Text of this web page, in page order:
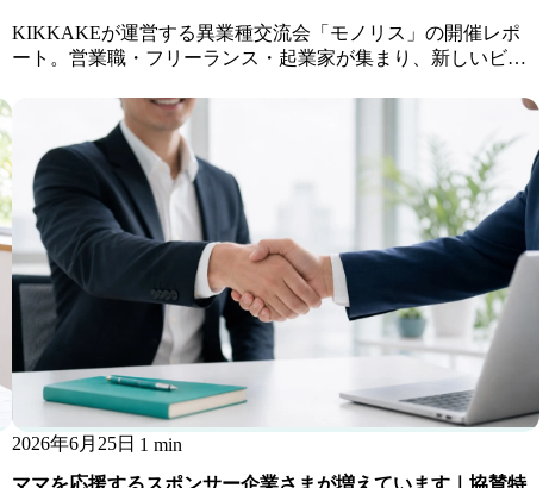
KIKKAKEが運営する異業種交流会「モノリス」の開催レポ
ート。営業職・フリーランス・起業家が集まり、新しいビジ
2026年6月25日 1 min